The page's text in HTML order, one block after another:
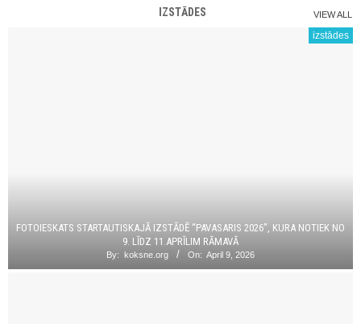
IZSTĀDES VIEW ALL
izstādes
FOTOIESKATS STARTAUTISKAJĀ IZSTĀDĒ “PAVASARIS 2026”, KURA NOTIEK NO
9. LĪDZ 11.APRĪLIM RĀMAVĀ
By: koksne.org On: April 9, 2026